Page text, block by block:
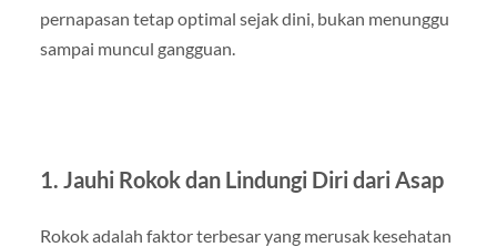
pernapasan tetap optimal sejak dini, bukan menunggu
sampai muncul gangguan.
1. Jauhi Rokok dan Lindungi Diri dari Asap
Rokok adalah faktor terbesar yang merusak kesehatan